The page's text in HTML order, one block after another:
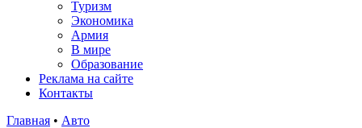
Туризм
Экономика
Армия
В мире
Образование
Реклама на сайте
Контакты
Главная • Авто